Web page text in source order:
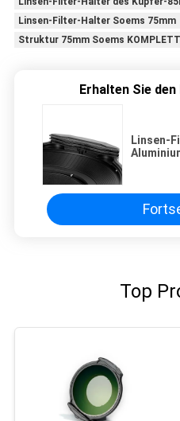
Linsen-Filter-Halter Soems 75mm
Struktur 75mm Soems
Erhalten Sie
Linsen-
Top